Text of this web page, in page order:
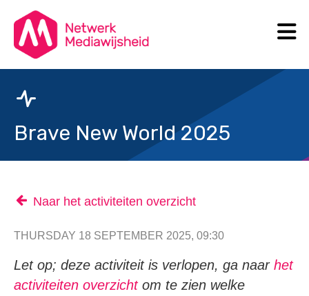
Brave New World 2025
Naar het activiteiten overzicht
THURSDAY 18 SEPTEMBER 2025, 09:30
Let op; deze activiteit is verlopen, ga naar het
activiteiten overzichtom te zien welke